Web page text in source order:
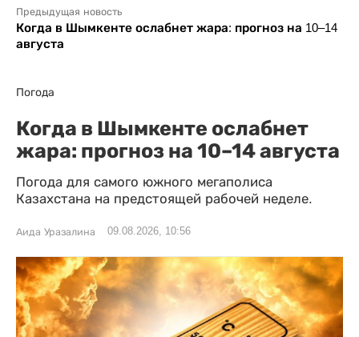
Предыдущая новость
Когда в Шымкенте ослабнет жара: прогноз на 10–14
августа
Погода
Когда в Шымкенте ослабнет
жара: прогноз на 10–14 августа
Погода для самого южного мегаполиса
Казахстана на предстоящей рабочей неделе.
Аида Уразалина 09.08.2026, 10:56